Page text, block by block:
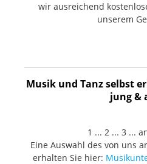
wir ausreichend
unserem
Musik und Tanz selbst
jung &
1 ... 2 ... 3 ...
Eine Auswahl des von uns
erhalten Sie hier: